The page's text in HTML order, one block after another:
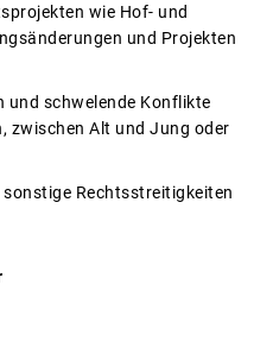
wie Hof- und
und Projekten
und schwelende Konflikte
zwischen Alt und Jung oder
Rechtsstreitigkeiten